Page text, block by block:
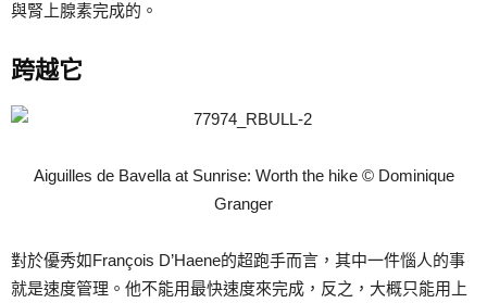
與腎上腺素完成的。
跨越它
Aiguilles de Bavella at Sunrise: Worth the hike © Dominique
Granger
對於優秀如François D’Haene的超跑手而言，其中一件惱人的事
就是速度管理。他不能用最快速度來完成，反之，大概只能用上